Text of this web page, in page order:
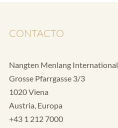
CONTACTO
Nangten Menlang International
Grosse Pfarrgasse 3/3
1020 Viena
Austria, Europa
+43 1 212 7000